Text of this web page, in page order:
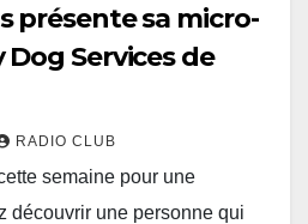
présente sa micro-
Services de
RADIO CLUB
semaine pour une
découvrir une personne qui